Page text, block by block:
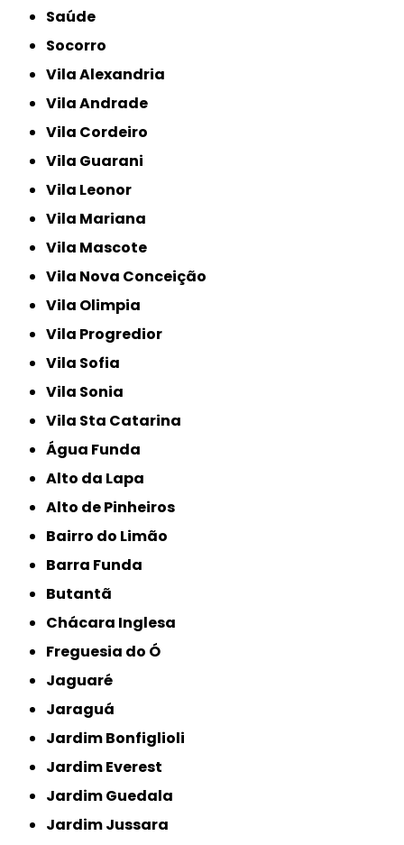
Saúde
Socorro
Vila Alexandria
Vila Andrade
Vila Cordeiro
Vila Guarani
Vila Leonor
Vila Mariana
Vila Mascote
Vila Nova Conceição
Vila Olimpia
Vila Progredior
Vila Sofia
Vila Sonia
Vila Sta Catarina
Água Funda
Alto da Lapa
Alto de Pinheiros
Bairro do Limão
Barra Funda
Butantã
Chácara Inglesa
Freguesia do Ó
Jaguaré
Jaraguá
Jardim Bonfiglioli
Jardim Everest
Jardim Guedala
Jardim Jussara